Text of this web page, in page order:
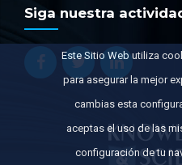
Siga nuestra
Este Sitio Web utiliza
para asegurar la mejor
cambias esta
aceptas el uso de las
configuración de tu